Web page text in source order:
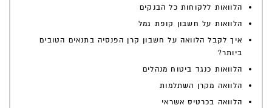
הלוואות ללקוחות כל הבנקים
הלוואות על חשבון קופת גמל
איך לקבל הלוואה על חשבון קרן הפנסיה בתנאים הטובים
ביותר?
הלוואות כנגד ביטוח מנהלים
הלוואה מקרן השתלמות
הלוואה בכרטיס אשראי